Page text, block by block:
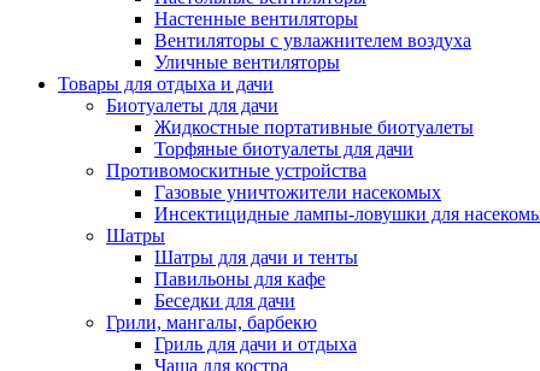
Настенные вентиляторы
Вентиляторы с увлажнителем воздуха
Уличные вентиляторы
Товары для отдыха и дачи
Биотуалеты для дачи
Жидкостные портативные биотуалеты
Торфяные биотуалеты для дачи
Противомоскитные устройства
Газовые уничтожители насекомых
Инсектицидные лампы-ловушки для
Шатры
Шатры для дачи и тенты
Павильоны для кафе
Беседки для дачи
Грили, мангалы, барбекю
Гриль для дачи и отдыха
Чаша для костра